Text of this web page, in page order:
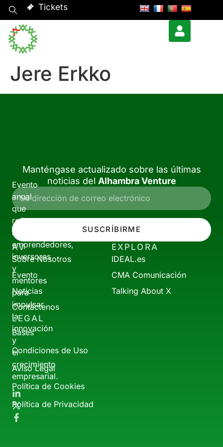
Tickets
Jere Erkko
Evento
anual
que
reúne
a
emprendedores,
inversores
y
mentores
para
impulsar
la
innovación
y
el
crecimiento
empresarial.
Manténgase actualizado sobre las últimas
noticias del Alhambra Venture
SUSCRÍBIRME
AV
Sobre Nosotros
Evento
Noticias
Contáctenos
EXPLORA
IDEAL.es
CMA Comunicación
Talking About X
LEGAL
Bases
Condiciones de Uso
Aviso Legal
Política de Cookies
Política de Privacidad